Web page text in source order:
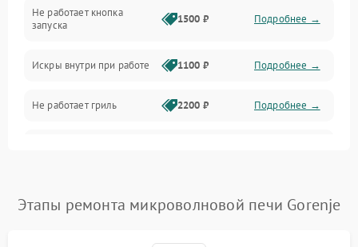
Нагрев и приготовление
Программное обеспечение
Не работает кнопка
запуска
1500 ₽ Подробнее →
Искры внутри при работе 1100 ₽ Подробнее →
Не работает гриль 2200 ₽ Подробнее →
Подробнее →
Этапы ремонта микроволновой печи Gorenje